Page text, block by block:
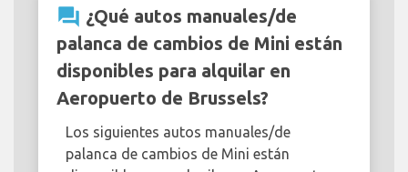
question_answer ¿Qué autos manuales/de
palanca de cambios de Mini están
disponibles para alquilar en
Aeropuerto de Brussels?
Los siguientes autos manuales/de
palanca de cambios de Mini están